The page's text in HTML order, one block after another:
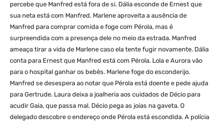
percebe que Manfred está fora de si. Dália esconde de Ernest que
sua neta está com Manfred. Marlene aproveita a ausência de
Manfred para comprar comida e foge com Pérola, mas é
surpreendida com a presença dele no meio da estrada. Manfred
ameaça tirar a vida de Marlene caso ela tente fugir novamente. Dália
conta para Ernest que Manfred está com Pérola. Lola e Aurora vão
para o hospital ganhar os bebês. Marlene foge do esconderijo.
Manfred se desespera ao notar que Pérola está doente e pede ajuda
para Gertrude. Laura deixa a joalheria aos cuidados de Décio para
acudir Gaia, que passa mal. Décio pega as joias na gaveta. O
delegado descobre o endereço onde Pérola está escondida. A polícia